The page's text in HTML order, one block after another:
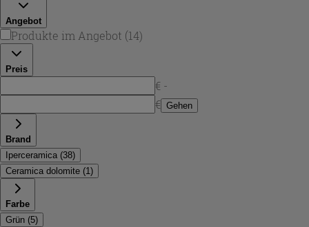
Angebot
Produkte im Angebot (14)
Preis
€ -
€ Gehen
Brand
Iperceramica (38)
Ceramica dolomite (1)
Farbe
Grün (5)